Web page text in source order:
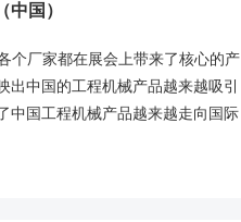
国）
个厂家都在展会上带来了核心的产
中国的工程机械产品越来越吸引
中国工程机械产品越来越走向国际